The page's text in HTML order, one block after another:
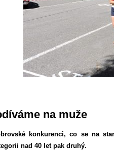
na muže
konkurenci, co se na
nad 40 let pak druhý.